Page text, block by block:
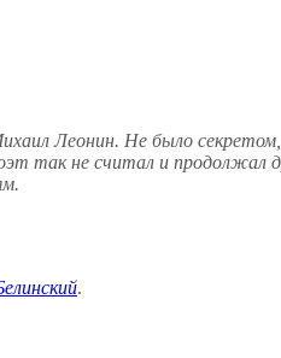
Леонин. Не было
так не считал и
.